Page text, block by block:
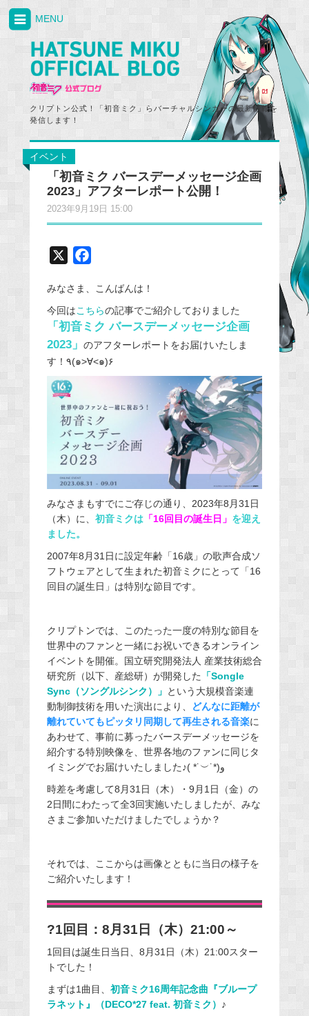
クリプトン公式！「初音ミク」らバーチャルシンガーの最新情報を
発信します！
MENU
イベント
「初音ミク バースデーメッセージ企画
2023」アフターレポート公開！
2023年9月19日 15:00
c
e
b
o
o
みなさま、こんばんは！
今回はこちらの記事でご紹介しておりました
「初音ミク バースデーメッセージ企画
2023」 のアフターレポートをお届けいたしま
す！ ٩(๑>∀<๑)۶
みなさまもすでにご存じの通り、2023年8月31日
（木）に、 初音ミクは「16回目の誕生日」 を迎え
ました。
2007年8月31日に設定年齢「16歳」の歌声合成ソ
フトウェアとして生まれた初音ミクにとって「16
回目の誕生日」は特別な節目です。
クリプトンでは、このたった一度の特別な節目を
世界中のファンと一緒にお祝いできるオンライン
イベントを開催。国立研究開発法人 産業技術総合
研究所（以下、産総研）が開発した 「Songle
Sync（ソングルシンク）」 という大規模音楽連
動制御技術を用いた演出により、
どんなに距離が
離れていてもピッタリ同期して再生される音楽に
あわせて、事前に募ったバースデーメッセージを
紹介する特別映像を、世界各地のファンに同じタ
イミングでお届けいたしました♪( *˙︶˙*)و
時差を考慮して8月31日（木）・9月1日（金）の
2日間にわたって全3回実施いたしましたが、みな
さまご参加いただけましたでしょうか？
それでは、ここからは画像とともに当日の様子を
ご紹介いたします！
?1回目：8月31日（木）21:00～
1回目は誕生日当日、8月31日（木）21:00スター
トでした！
まずは1曲目、 初音ミク16周年記念曲『ブループ
ラネット』（DECO*27 feat. 初音ミク） ♪